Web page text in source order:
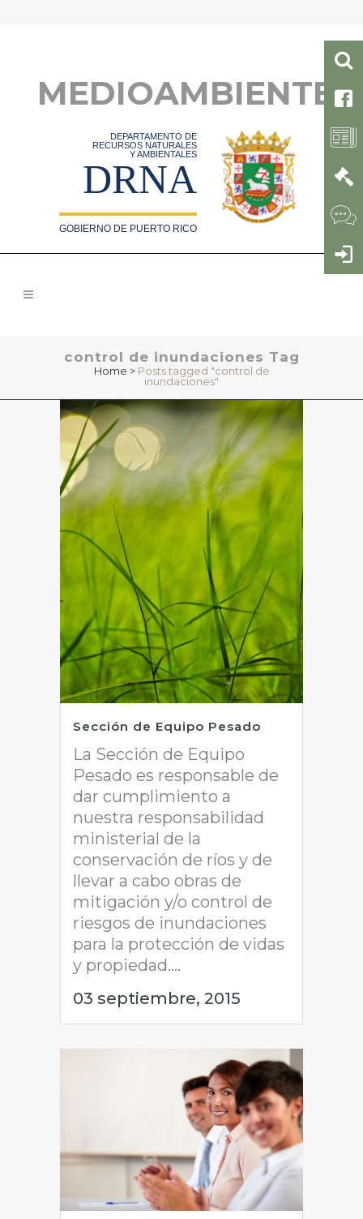
MEDIOAMBIENTE
DEPARTAMENTO DE
RECURSOS NATURALES
Y AMBIENTALES
DRNA
GOBIERNO DE PUERTO RICO
control de inundaciones Tag
Home > Posts tagged "control de
inundaciones"
Sección de Equipo Pesado
La Sección de Equipo
Pesado es responsable de
dar cumplimiento a
nuestra responsabilidad
ministerial de la
conservación de ríos y de
llevar a cabo obras de
mitigación y/o control de
riesgos de inundaciones
para la protección de vidas
y propiedad....
03 septiembre, 2015